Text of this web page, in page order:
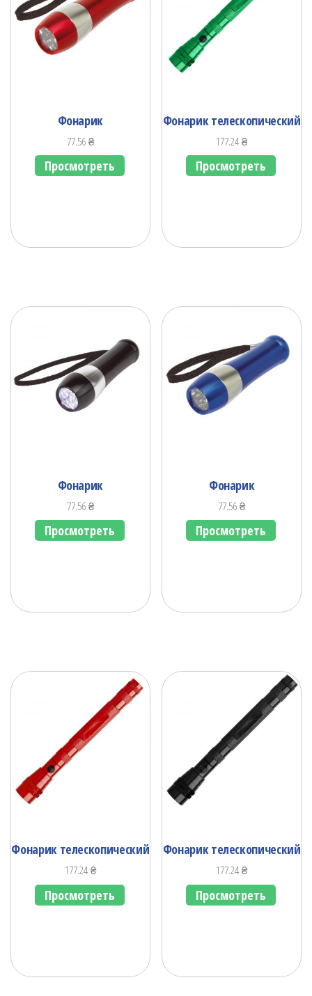
Фонарик
77.56₴
Просмотреть
Фонарик телескопический
177.24₴
Просмотреть
Фонарик
77.56₴
Просмотреть
Фонарик
77.56₴
Просмотреть
Фонарик телескопический
177.24₴
Просмотреть
Фонарик телескопический
177.24₴
Просмотреть